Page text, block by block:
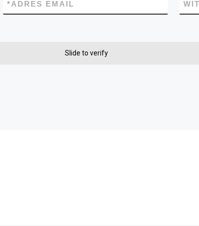
ADRES EMAIL
*
Slide to verify